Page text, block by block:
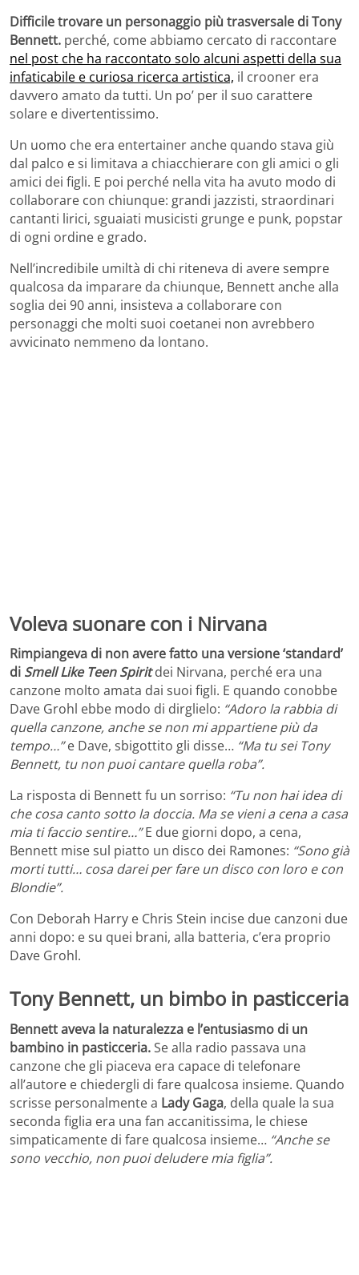
Difficile trovare un personaggio più trasversale di Tony
Bennett. perché, come abbiamo cercato di raccontare
nel post che ha raccontato solo alcuni aspetti della sua
infaticabile e curiosa ricerca artistica, il crooner era
davvero amato da tutti. Un po’ per il suo carattere
solare e divertentissimo.
Un uomo che era entertainer anche quando stava giù
dal palco e si limitava a chiacchierare con gli amici o gli
amici dei figli. E poi perché nella vita ha avuto modo di
collaborare con chiunque: grandi jazzisti, straordinari
cantanti lirici, sguaiati musicisti grunge e punk, popstar
di ogni ordine e grado.
Nell’incredibile umiltà di chi riteneva di avere sempre
qualcosa da imparare da chiunque, Bennett anche alla
soglia dei 90 anni, insisteva a collaborare con
personaggi che molti suoi coetanei non avrebbero
avvicinato nemmeno da lontano.
Voleva suonare con i Nirvana
Rimpiangeva di non avere fatto una versione ‘standard’
di Smell Like Teen Spiritdei Nirvana, perché era una
canzone molto amata dai suoi figli. E quando conobbe
Dave Grohl ebbe modo di dirglielo: “Adoro la rabbia di
quella canzone, anche se non mi appartiene più da
tempo…”e Dave, sbigottito gli disse… “Ma tu sei Tony
Bennett, tu non puoi cantare quella roba”.
La risposta di Bennett fu un sorriso: “Tu non hai idea di
che cosa canto sotto la doccia. Ma se vieni a cena a casa
mia ti faccio sentire…”E due giorni dopo, a cena,
Bennett mise sul piatto un disco dei Ramones: “Sono già
morti tutti… cosa darei per fare un disco con loro e con
Blondie”.
Con Deborah Harry e Chris Stein incise due canzoni due
anni dopo: e su quei brani, alla batteria, c’era proprio
Dave Grohl.
Tony Bennett, un bimbo in pasticceria
Bennett aveva la naturalezza e l’entusiasmo di un
bambino in pasticceria.Se alla radio passava una
canzone che gli piaceva era capace di telefonare
all’autore e chiedergli di fare qualcosa insieme. Quando
scrisse personalmente a Lady Gaga, della quale la sua
seconda figlia era una fan accanitissima, le chiese
simpaticamente di fare qualcosa insieme… “Anche se
sono vecchio, non puoi deludere mia figlia”.